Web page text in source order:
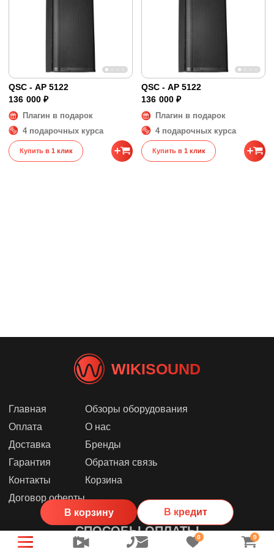
В корзину В кредит
QSC - AP 5122
136 000 ₽
Плагин в подарок
4 подарочных курса
Купить в 1 клик
QSC - AP 5122
136 000 ₽
Плагин в подарок
4 подарочных курса
Купить в 1 клик
WIKISOUND
Главная
Оплата
Доставка
Гарантия
Контакты
Договор оферты
Обзоры оборудования
О нас
Бренды
Обратная связь
Корзина
СПОСОБЫ ОПЛАТЫ0 0